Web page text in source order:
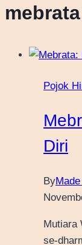
mebrata
Pojok
Diri
By
Mutiara
se-